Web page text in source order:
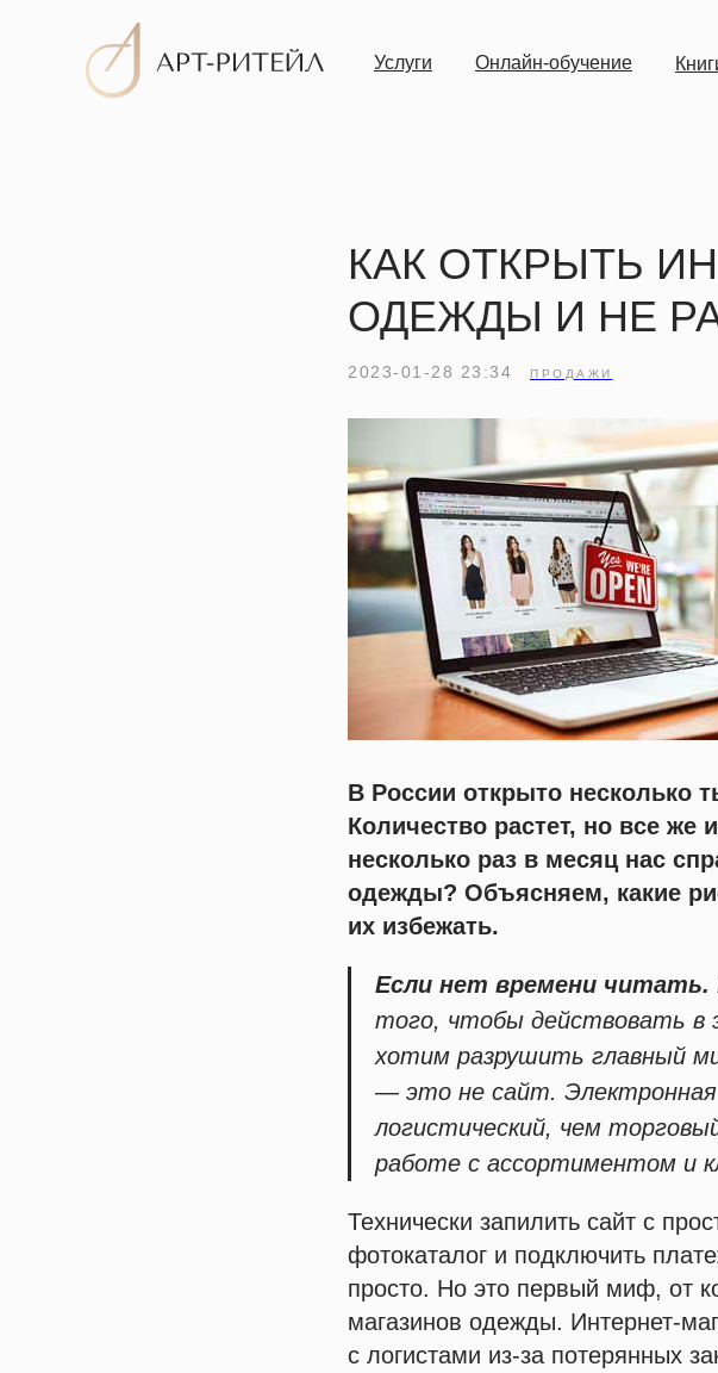
Услуги Онлайн-обучение
КАК ОТКРЫТЬ
ОДЕЖДЫ И НЕ
2023-01-28 23:34 ПРОДАЖИ
В России открыто несколько
Количество растет, но все
несколько раз в месяц нас
одежды? Объясняем, какие
их избежать.
Если нет времени читать.
того, чтобы действовать в
хотим разрушить главный
— это не сайт.
логистический, чем
работе с ассортиментом и
Технически запилить сайт с
фотокаталог и подключить
просто. Но это первый миф, от
магазинов одежды. Интернет-
с логистами из-за потерянных